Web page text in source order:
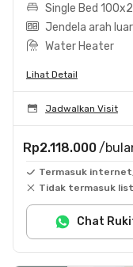
Single Bed
Jendela arah luar
Water Heater
Lihat Detail
Jadwalkan Visit
Rp2.118.000 /
Termasuk
Tidak termasuk
Chat